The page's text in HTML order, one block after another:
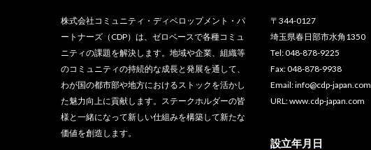
株式会社コミュニティ・ディベロップメント・パ
ートナーズ（CDP）は、ゼロベースで各種コミュ
ニティの課題を解決します。地域や企業、組織等
のコミュニティの持続的な成長と発展を通して、
わが国の都市部や地方におけるストックを活かし
た魅力向上に貢献します。ステークホルダーの皆
様と一緒になって新しい仕組みを構築して新たな
価値を創造します。
〒344-0127
埼玉県春日部市水角1350
Tel: 048-878-9225
Fax: 048-878-9938
Email: info@cdp-japan.com
URL: www.cdp-japan.com
設立年月日